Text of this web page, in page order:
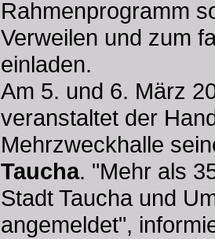
Rahmenprogramm
Verweilen und zum
einladen.
Am 5. und 6. März
veranstaltet der
Mehrzweckhalle
Taucha. "Mehr als
Stadt Taucha und
angemeldet",